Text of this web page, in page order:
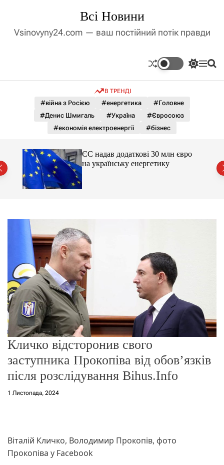
д
у
Всі Новини
Vsinovyny24.com — ваш постійний потік правди
П
м
к
о
м
М П
В ТРЕНДІ
#війна з Росією #енергетика
#Головне
#Денис Шмигаль
#Україна
#Євросоюз
#економія електроенергії
#бізнес
ЄС надав додаткові 30 млн євро
на українську енергетику
Кличко відсторонив свого
заступника Прокопіва від обов’язків
після розслідування Bihus.Info
1 Листопада, 2024
Віталій Кличко, Володимир Прокопів, фото
Прокопіва у Facebook